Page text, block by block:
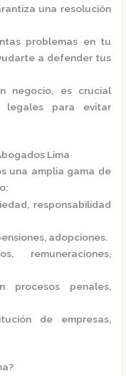
una resolución
problemas en tu
a defender tus
negocio, es crucial
legales para evitar
Lima
una amplia gama de
responsabilidad
adopciones.
remuneraciones,
procesos penales,
de empresas,